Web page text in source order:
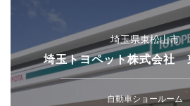
埼玉県東松山市
埼玉トヨペット株式会社
自動車ショールーム